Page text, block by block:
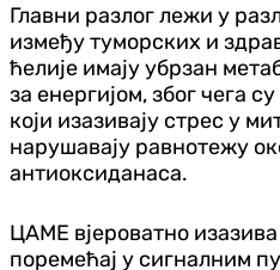
Главни разлог лежи у
између туморских и
ћелије имају убрзан
за енергијом, због чега
који изазивају стрес у
нарушавају равнотежу
антиоксиданаса.
ЦАМЕ вјероватно
поремећај у сигналним